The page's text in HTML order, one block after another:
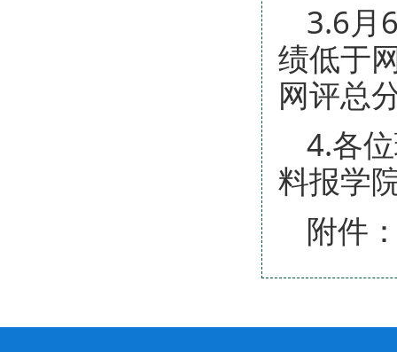
3.6月
绩低于
网评总
4.各
料报学
附件